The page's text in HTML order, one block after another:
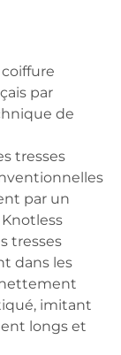
par
de
tresses
par un
tresses
dans les
nettement
imitant
longs et